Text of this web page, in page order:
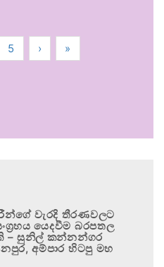
5 › »
වැරදි තීරණවලට
යෙදවීම බරපතල
– සුනිල් කන්නන්ගර
අම්පාර හිටපු මහ